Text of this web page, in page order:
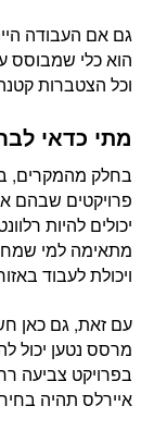
גם אם העבודה
הוא כלי שמבוסס
וכל הצטברות
מתי כדאי
בחלק מהמקרים,
פרויקטים שבהם
יכולים להיות
מתאימה למי
ויכולת לעבוד
עם זאת, גם כאן
מרסס נטען יכול
בפרויקט צביעה
איירלס תהיה